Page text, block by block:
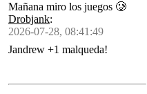
Mañana miro los juegos 🥲
Drobjank:
2026-07-28, 08:41:49
Jandrew +1 malqueda!